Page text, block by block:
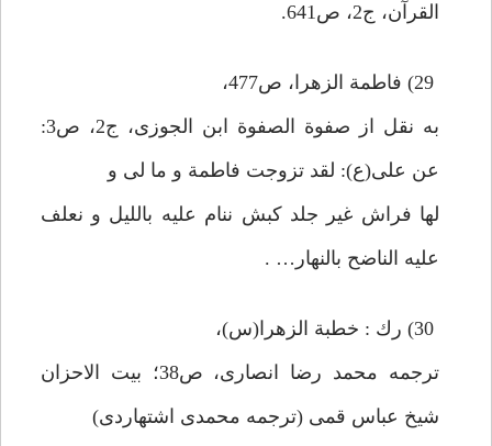
القرآن، ج2، ص641.
به نقل از صفوة الصفوة ابن الجوزى، ج2، ص3:
عن على(ع): لقد تزوجت فاطمة و ما لى و
لها فراش غير جلد كبش ننام عليه بالليل و نعلف
عليه الناضح بالنهار… .
ترجمه محمد رضا انصارى، ص38؛ بيت الاحزان
شيخ عباس قمى (ترجمه محمدى اشتهاردى)